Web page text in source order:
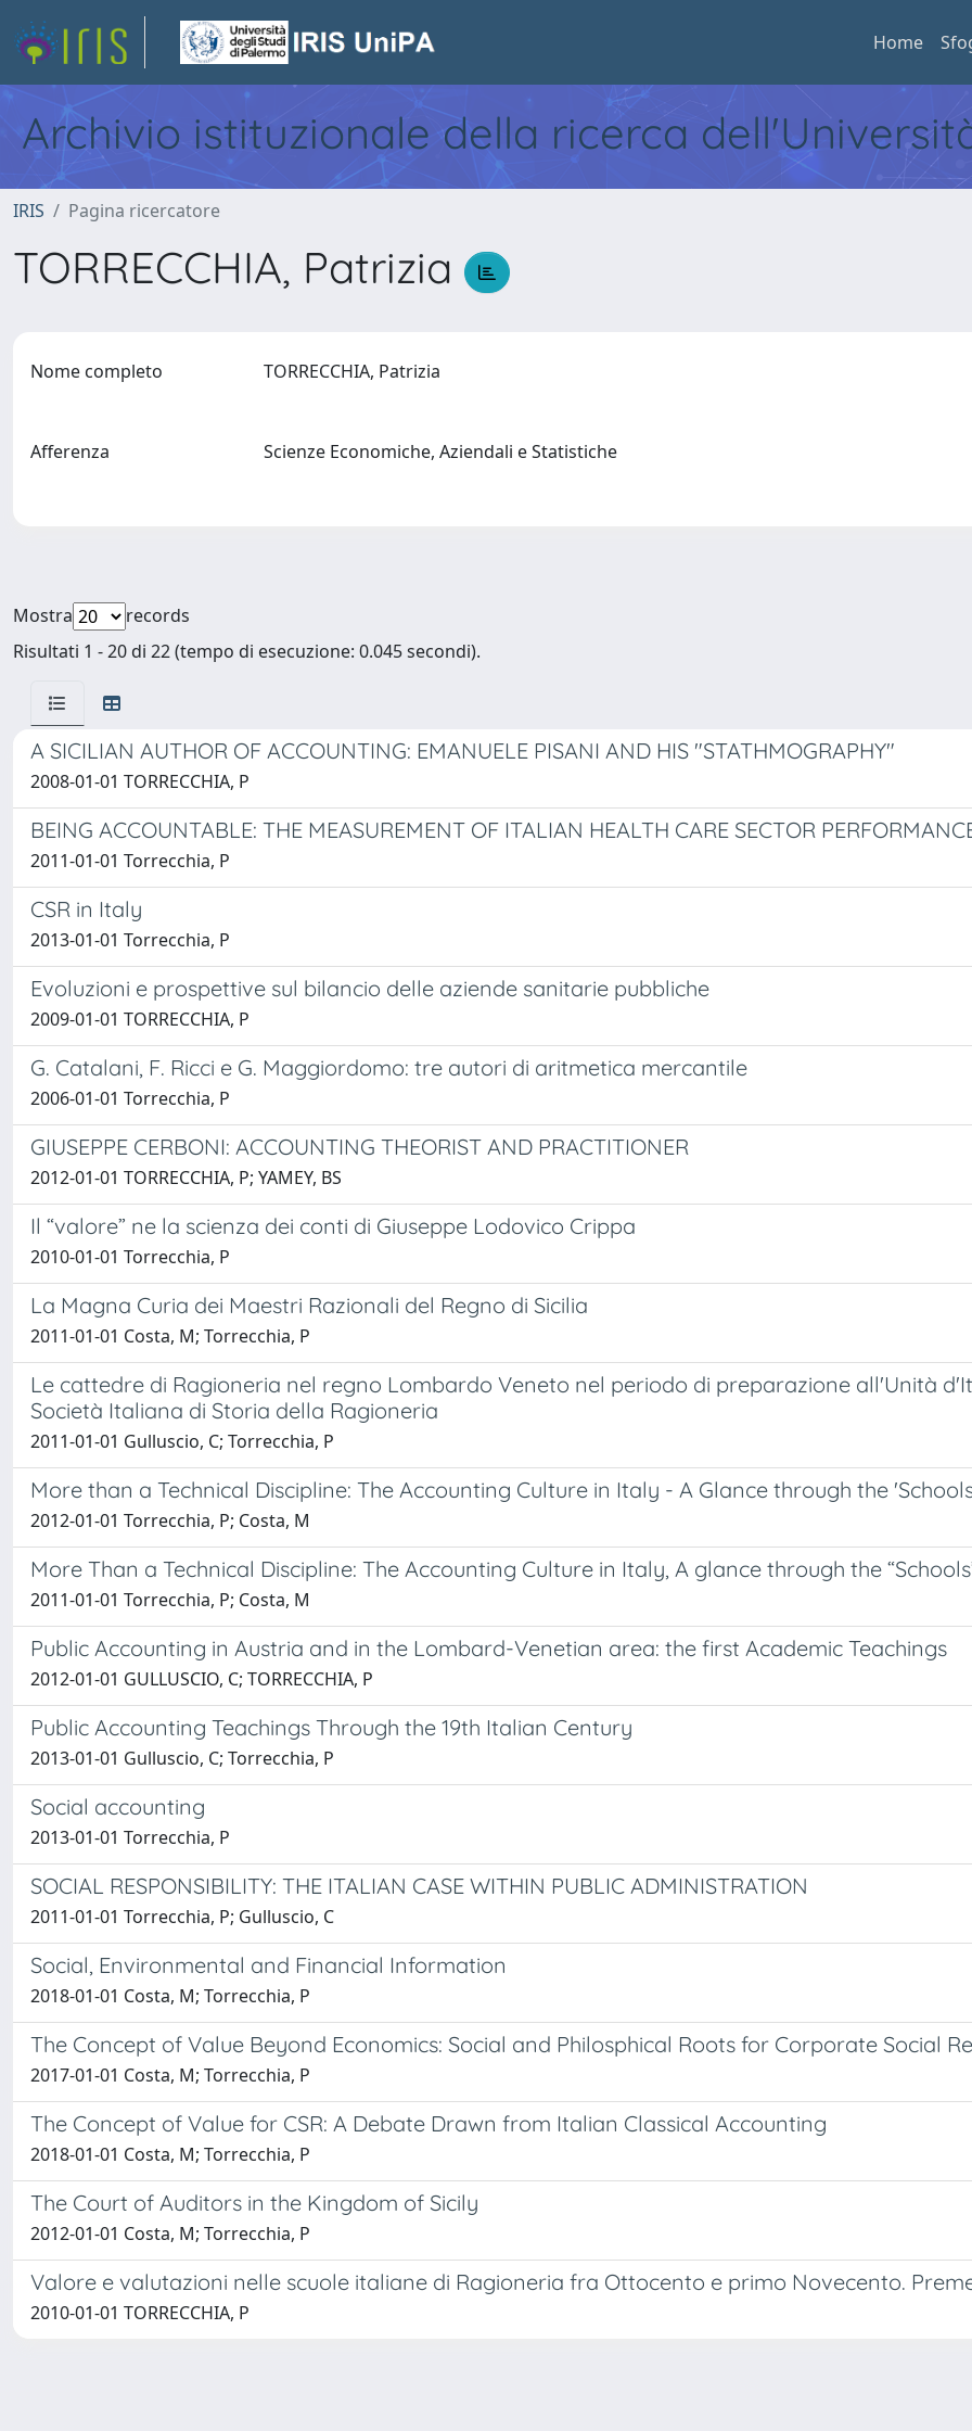
Home
Archivio istituzionale della ricerca
IRIS Pagina ricercatore
TORRECCHIA, Patrizia
Nome completo TORRECCHIA, Patrizia
Afferenza Scienze Economiche, Aziendali e Statistiche
Mostra
records
Risultati 1 - 20 di 22 (tempo di esecuzione: 0.045 secondi).
A SICILIAN AUTHOR OF ACCOUNTING: EMANUELE PISANI AND HIS "STATHMOGRAPHY"
2008-01-01 TORRECCHIA, P
BEING ACCOUNTABLE: THE MEASUREMENT OF ITALIAN HEALTH CARE SECTOR
2011-01-01 Torrecchia, P
CSR in Italy
2013-01-01 Torrecchia, P
Evoluzioni e prospettive sul bilancio delle aziende sanitarie pubbliche
2009-01-01 TORRECCHIA, P
G. Catalani, F. Ricci e G. Maggiordomo: tre autori di aritmetica mercantile
2006-01-01 Torrecchia, P
GIUSEPPE CERBONI: ACCOUNTING THEORIST AND PRACTITIONER
2012-01-01 TORRECCHIA, P; YAMEY, BS
Il “valore” ne la scienza dei conti di Giuseppe Lodovico Crippa
2010-01-01 Torrecchia, P
La Magna Curia dei Maestri Razionali del Regno di Sicilia
2011-01-01 Costa, M; Torrecchia, P
Le cattedre di Ragioneria nel regno Lombardo Veneto nel periodo di preparazione all'Unità
Società Italiana di Storia della Ragioneria
2011-01-01 Gulluscio, C; Torrecchia, P
More than a Technical Discipline: The Accounting Culture in Italy - A Glance through the
2012-01-01 Torrecchia, P; Costa, M
More Than a Technical Discipline: The Accounting Culture in Italy, A glance through the
2011-01-01 Torrecchia, P; Costa, M
Public Accounting in Austria and in the Lombard-Venetian area: the first Academic Teachings
2012-01-01 GULLUSCIO, C; TORRECCHIA, P
Public Accounting Teachings Through the 19th Italian Century
2013-01-01 Gulluscio, C; Torrecchia, P
Social accounting
2013-01-01 Torrecchia, P
SOCIAL RESPONSIBILITY: THE ITALIAN CASE WITHIN PUBLIC ADMINISTRATION
2011-01-01 Torrecchia, P; Gulluscio, C
Social, Environmental and Financial Information
2018-01-01 Costa, M; Torrecchia, P
The Concept of Value Beyond Economics: Social and Philosphical Roots for Corporate Social
2017-01-01 Costa, M; Torrecchia, P
The Concept of Value for CSR: A Debate Drawn from Italian Classical Accounting
2018-01-01 Costa, M; Torrecchia, P
The Court of Auditors in the Kingdom of Sicily
2012-01-01 Costa, M; Torrecchia, P
Valore e valutazioni nelle scuole italiane di Ragioneria fra Ottocento e primo Novecento.
2010-01-01 TORRECCHIA, P